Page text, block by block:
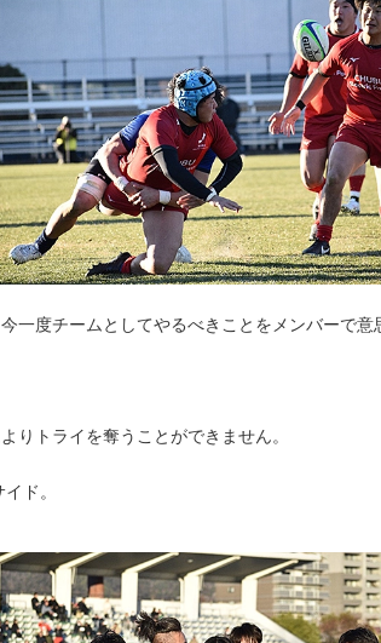
一度チームとしてやるべきことをメンバーで意
りトライを奪うことができません。
ド。